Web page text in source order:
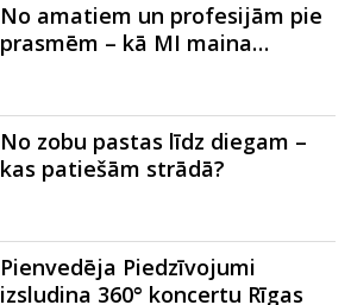
No amatiem un profesijām pie
prasmēm – kā MI maina…
No zobu pastas līdz diegam –
kas patiešām strādā?
Pienvedēja Piedzīvojumi
izsludina 360° koncertu Rīgas